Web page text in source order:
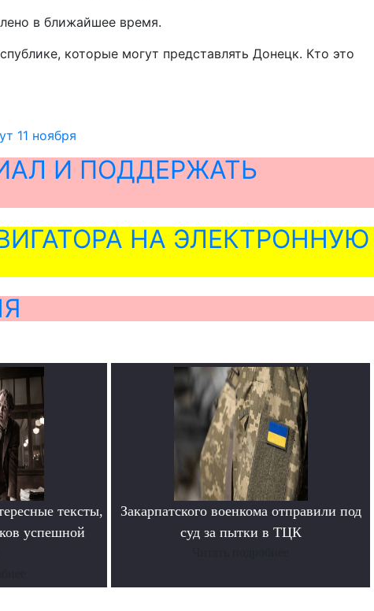
в ближайшее время.
которые могут представлять Донецк. Кто это
11 ноября
И ПОДДЕРЖАТЬ
НА ЭЛЕКТРОННУЮ
тексты,
успешной
Закарпатского военкома отправили под
суд за пытки в ТЦК